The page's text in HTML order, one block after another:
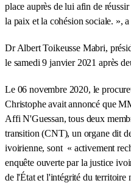
place auprès de lui afin de
la paix et la cohésion sociale. »,
Dr Albert Toikeusse Mabri,
le samedi 9 janvier 2021 après
Le 06 novembre 2020, le
Christophe avait annoncé que
Affi N'Guessan, tous deux
transition (CNT), un organe dit
ivoirienne, sont « activement
enquête ouverte par la justice
de l'État et l'intégrité du territoire